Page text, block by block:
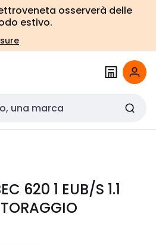
osserverà delle
estivo.
620 1 EUB/S 1.1